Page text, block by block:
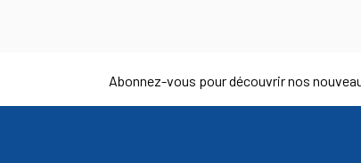
Abonnez-vous pour découvrir nos